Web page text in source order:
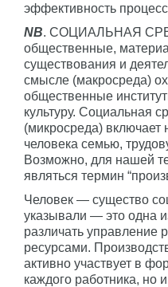
эффективность
NB. СОЦИАЛЬНАЯ
общественные,
существования и
смысле (макросреда)
общественные
культуру. Социальная
(микросреда) включает
человека семью,
Возможно, для нашей
являться термин
Человек — существо
указывали — это одна
различать управление
ресурсами.
активно участвует в
каждого работника, но